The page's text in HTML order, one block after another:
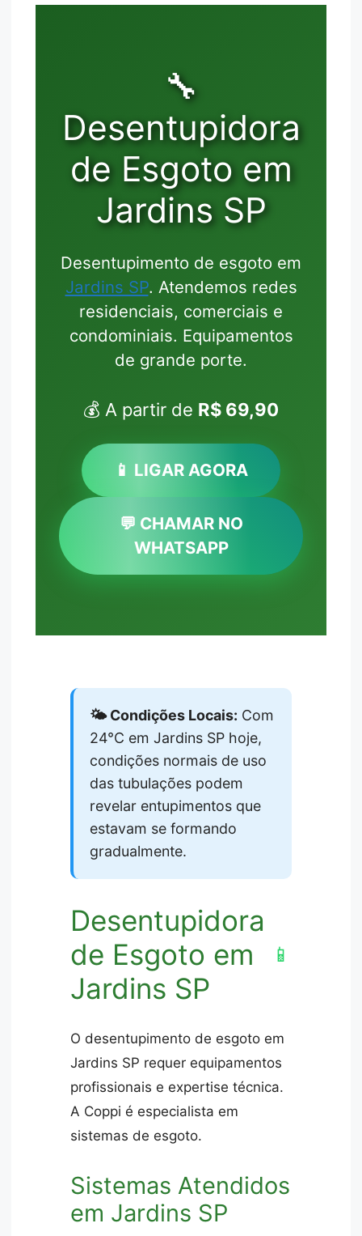
🔧
Desentupidora
de Esgoto em
Jardins SP
Desentupimento de esgoto em
Jardins SP. Atendemos redes
residenciais, comerciais e
condominiais. Equipamentos
de grande porte.
💰 A partir de R$ 69,90
📱 LIGAR AGORA
💬 CHAMAR NO
WHATSAPP
🌤️ Condições Locais: Com
24°C em Jardins SP hoje,
condições normais de uso
das tubulações podem
revelar entupimentos que
estavam se formando
gradualmente.
Desentupidora
de Esgoto em
Jardins SP
📱
O desentupimento de esgoto em
Jardins SP requer equipamentos
profissionais e expertise técnica.
A Coppi é especialista em
sistemas de esgoto.
Sistemas Atendidos
em Jardins SP